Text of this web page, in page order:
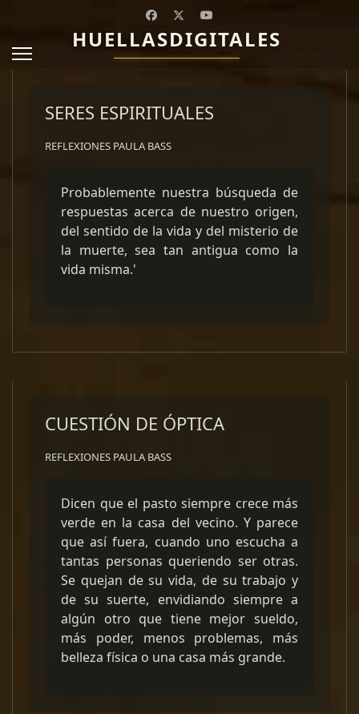
HUELLASDIGITALES
SERES ESPIRITUALES
REFLEXIONES PAULA BASS
Probablemente nuestra búsqueda de
respuestas acerca de nuestro origen,
del sentido de la vida y del misterio de
la muerte, sea tan antigua como la
vida misma.'
CUESTIÓN DE ÓPTICA
REFLEXIONES PAULA BASS
Dicen que el pasto siempre crece más
verde en la casa del vecino. Y parece
que así fuera, cuando uno escucha a
tantas personas queriendo ser otras.
Se quejan de su vida, de su trabajo y
de su suerte, envidiando siempre a
algún otro que tiene mejor sueldo,
más poder, menos problemas, más
belleza física o una casa más grande.